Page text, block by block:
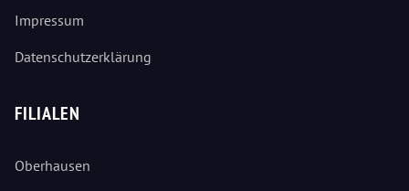
Impressum
Datenschutzerklärung
FILIALEN
Oberhausen